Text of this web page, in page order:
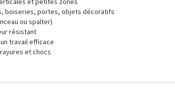
boiseries, portes, objets décoratifs
ou spalter)
résistant
travail efficace
et chocs